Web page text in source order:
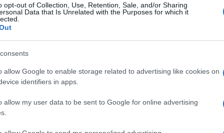
opt-out of Collection, Use, Retention, Sale, and/or Sharing
Data that Is Unrelated with the Purposes for which it
allow Google to enable storage related to advertising like cookies on
identifiers in apps.
allow my user data to be sent to Google for online advertising
trasmissione